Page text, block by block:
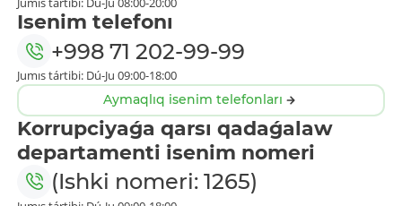
Isenim telefonı
+998 71 202-99-99
Jumıs tártibi: Dú-Ju 09:00-18:00
Aymaqlıq isenim telefonları
Korrupciyaǵa qarsı qadaǵalaw
departamenti isenim nomeri
(Ishki nomeri: 1265)